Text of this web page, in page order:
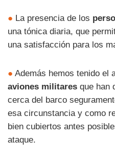
● La presencia de los
una tónica diaria, que
una satisfacción para los
● Además hemos tenido el
aviones militares que han
cerca del barco
esa circunstancia y como
bien cubiertos antes
ataque.